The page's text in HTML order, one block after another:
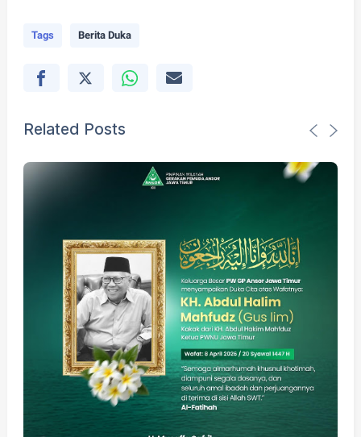
Tags Berita Duka
Related Posts